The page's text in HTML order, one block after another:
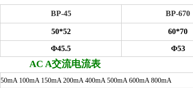
BP-45 BP-670
50*52 60*70
Φ45.5 Φ53
AC A交流电流表
50mA 100mA 150mA 200mA 400mA 500mA 600mA 800mA